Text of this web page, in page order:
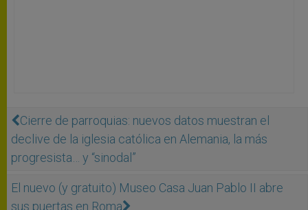
Cierre de parroquias: nuevos datos muestran el
declive de la iglesia católica en Alemania, la más
progresista… y “sinodal”
El nuevo (y gratuito) Museo Casa Juan Pablo II abre
sus puertas en Roma